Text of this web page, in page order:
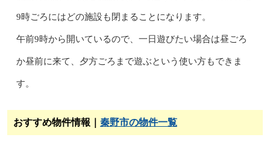
9時ごろにはどの施設も閉まることになります。
午前9時から開いているので、一日遊びたい場合は昼ごろ
か昼前に来て、夕方ごろまで遊ぶという使い方もできま
す。
おすすめ物件情報｜ 秦野市の物件一覧